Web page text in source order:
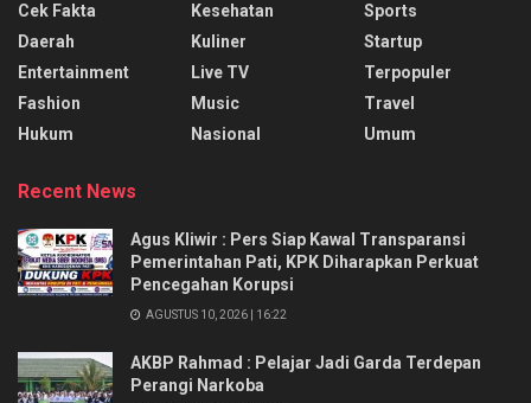
Cek Fakta
Daerah
Entertainment
Fashion
Hukum
Kesehatan
Kuliner
Live TV
Music
Nasional
Sports
Startup
Terpopuler
Travel
Umum
Recent News
Agus Kliwir : Pers Siap Kawal Transparansi
Pemerintahan Pati, KPK Diharapkan Perkuat
Pencegahan Korupsi
AGUSTUS 10, 2026 | 16:22
AKBP Rahmad : Pelajar Jadi Garda Terdepan
Perangi Narkoba